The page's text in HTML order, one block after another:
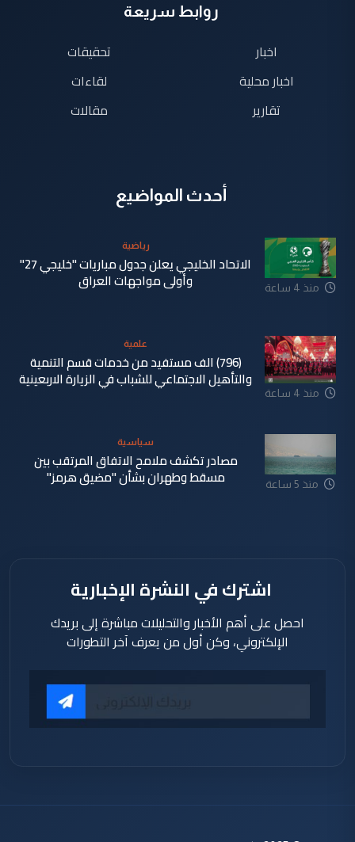
روابط سريعة
اخبار
اخبار محلية
تقارير
تحقيقات
لقاءات
مقالات
أحدث المواضيع
منذ 4 ساعة
رياضية
الاتحاد الخليجي يعلن جدول مباريات "خليجي 27"
وأولى مواجهات العراق
منذ 4 ساعة
علمية
(796) الف مستفيد من خدمات قسم التنمية
والتأهيل الاجتماعي للشباب في الزيارة الاربعينية
منذ 5 ساعة
سياسية
مصادر تكشف ملامح الاتفاق المرتقب بين
مسقط وطهران بشأن "مضيق هرمز"
اشترك في النشرة الإخبارية
احصل على أهم الأخبار والتحليلات مباشرة إلى بريدك
الإلكتروني، وكن أول من يعرف آخر التطورات